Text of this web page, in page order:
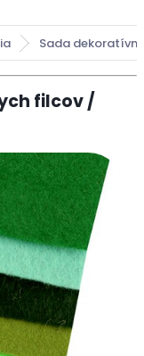
Sada
filcov /